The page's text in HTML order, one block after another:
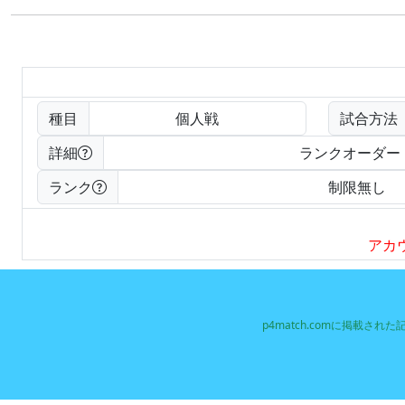
種目 個人戦
試合方法
詳細
ランクオーダー
ランク
制限無し
アカ
p4match.comに掲載された